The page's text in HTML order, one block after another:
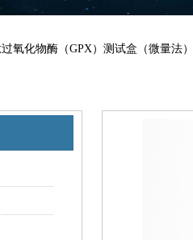
氧化物酶（GPX）测试盒（微量法）